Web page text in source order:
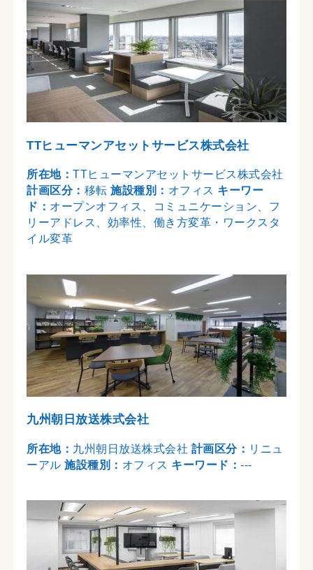
TTヒューマンアセットサービス株式会社
所在地：TTヒューマンアセットサービス株式会社
計画区分： 移転施設種別： オフィス キーワー
ド： オープンオフィス、コミュニケーション、フ
リーアドレス、効率性、働き方変革・ワークスタ
イル変革
九州朝日放送株式会社
所在地： 九州朝日放送株式会社 計画区分： リニュ
ーアル施設種別： オフィス キーワード：---